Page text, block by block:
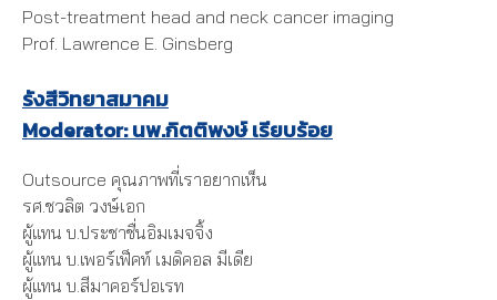
Post-treatment head and neck cancer imaging
Prof. Lawrence E. Ginsberg
รังสีวิทยาสมาคม
Moderator: นพ.กิตติพงษ์ เรียบร้อย
Outsource คุณภาพที่เราอยากเห็น
รศ.ชวลิต วงษ์เอก
ผู้แทน บ.ประชาชื่นอิมเมจจิ้ง
ผู้แทน บ.เพอร์เฟ็คท์ เมดิคอล มีเดีย
ผู้แทน บ.สีมาคอร์ปอเรท